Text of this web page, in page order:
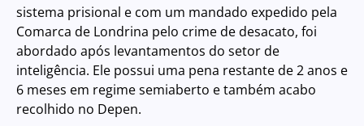
sistema prisional e com um mandado expedido pela
Comarca de Londrina pelo crime de desacato, foi
abordado após levantamentos do setor de
inteligência. Ele possui uma pena restante de 2 anos e
6 meses em regime semiaberto e também acabo
recolhido no Depen.